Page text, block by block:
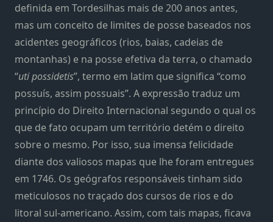
definida em Tordesilhas mais de 200 anos antes,
mas um conceito de limites de posse baseados nos
acidentes geográficos (rios, baias, cadeias de
montanhas) e na posse efetiva da terra, o chamado
“uti possidetis”, termo em latim que significa “como
possuís, assim possuais”. A expressão traduz um
princípio do Direito Internacional segundo o qual os
que de fato ocupam um território detém o direito
sobre o mesmo. Por isso, sua imensa felicidade
diante dos valiosos mapas que lhe foram entregues
em 1746. Os geógrafos responsáveis tinham sido
meticulosos no traçado dos cursos de rios e do
litoral sul-americano. Assim, com tais mapas, ficava